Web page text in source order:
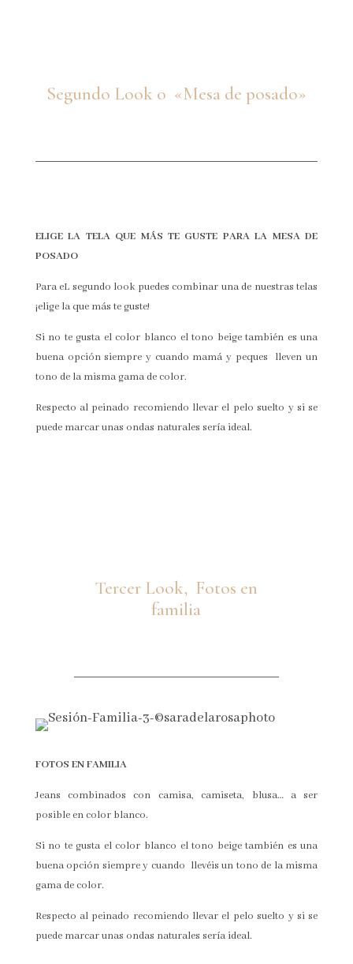
Segundo Look o «Mesa de posado»
ELIGE LA TELA QUE MÁS TE GUSTE PARA LA MESA DE
POSADO
Para eL segundo look puedes combinar una de nuestras telas
¡elige la que más te guste!
Si no te gusta el color blanco el tono beige también es una
buena opción siempre y cuando mamá y peques lleven un
tono de la misma gama de color.
Respecto al peinado recomiendo llevar el pelo suelto y si se
puede marcar unas ondas naturales sería ideal.
Tercer Look, Fotos en
familia
FOTOS EN FAMILIA
Jeans combinados con camisa, camiseta, blusa… a ser
posible en color blanco.
Si no te gusta el color blanco el tono beige también es una
buena opción siempre y cuando llevéis un tono de la misma
gama de color.
Respecto al peinado recomiendo llevar el pelo suelto y si se
puede marcar unas ondas naturales sería ideal.